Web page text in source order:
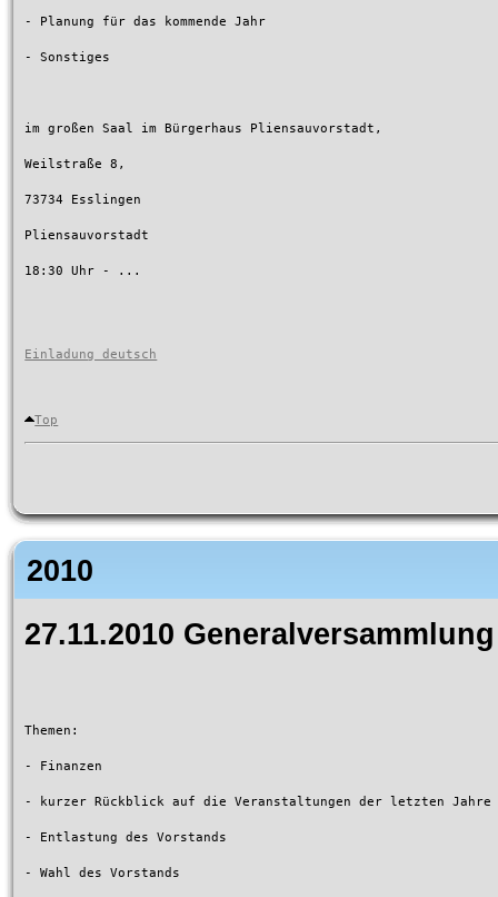
- Planung für das kommende Jahr
- Sonstiges
im großen Saal im Bürgerhaus Pliensauvorstadt,
Weilstraße 8,
73734 Esslingen
Pliensauvorstadt
18:30 Uhr - ...
Einladung deutsch
Top
2010
27.11.2010
Themen:
- Finanzen
- kurzer Rückblick auf die Veranstaltungen der letzten Jahre
- Entlastung des Vorstands
- Wahl des Vorstands